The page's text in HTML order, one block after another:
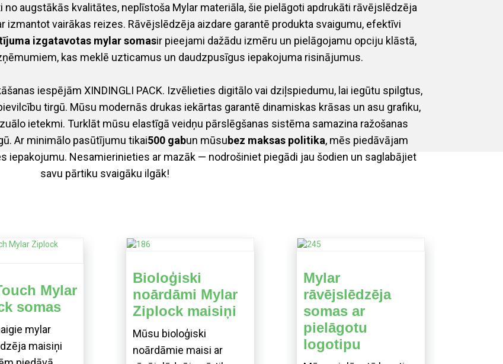
augstākās kvalitātes, neplīstoša Mylar materiāla, šie pielāgoti apdrukāti rāvējslēdzēja
izmantot vairākas reizes. Rāvējslēdzēja aizdare garantē produkta svaigumu, efektīvi
izgatavotas mylar somasir pieejami dažādu izmēru un pielāgojamu opciju klāstā,
kas meklē uzticamus un daudzpusīgus iepakojuma risinājumus.
iespējām XINDINGLI PACK. Izvēlieties digitālo vai dziļspiedumu, lai iegūtu spilgtus,
tirgū. Mūsu modernās drukas iekārtas garantē dinamiskas krāsas un asu grafiku,
ietekmi. Turklāt mūsu elastīgā veidņu pārslēgšanas sistēma samazina ražošanas
Ar minimālo pasūtījumu tikai500 gabun mūsubez maksas politika, mēs piedāvājam
iepakojumu. Nesamierinieties ar mazāk — nodrošiniet piegādi jau šodien un saglabājiet
savu pārtiku svaigāku ilgāk!
Mylar
somas
mylar
maisiņi
Bioloģiski
noārdāmi Mylar
Ziplock maisiņi
Mūsu bioloģiski
noārdāmie maisi ar
Mylar
rāvējslēdzēja
somas ar
pielāgotu
logotipu